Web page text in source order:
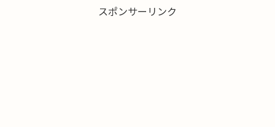
スポンサーリンク